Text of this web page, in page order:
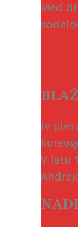
Med
Je
V letu